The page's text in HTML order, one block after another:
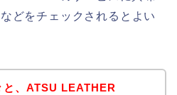
どをチェックされるとよい
と、ATSU LEATHER